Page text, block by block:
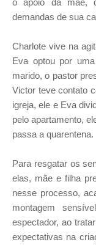
demandas de sua
Charlote vive na
Eva optou por
marido, o pastor
Victor teve contato
igreja, ele e Eva
pelo apartamento,
passa a quarentena.
Para resgatar os
elas, mãe e filha
nesse processo,
montagem
espectador, ao
expectativas na